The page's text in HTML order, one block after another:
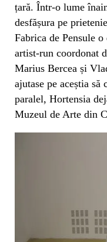
țară. Într-o lume
desfășura pe
Fabrica de Pensule
artist-run coordonat
Marius Bercea și
ajutase pe aceștia
paralel, Hortensia
Muzeul de Arte din